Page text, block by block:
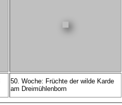
50. Woche: Früchte der wilde Karde
am Dreimühlenborn